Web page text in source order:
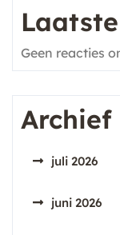
Geen reacties
Archief
juli 2026
juni 2026